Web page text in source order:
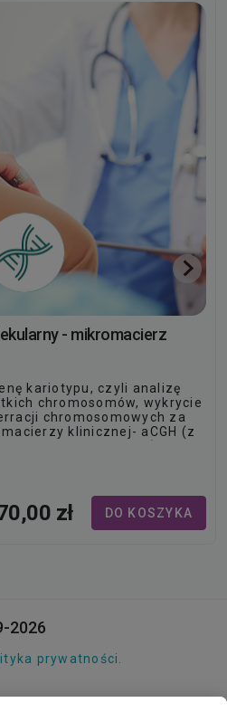
- mikromacierz
kariotypu, czyli analizę
chromosomów, wykrycie
chromosomowych za
klinicznej- aCGH (z
zł DO KOSZYKA
2026
prywatności.